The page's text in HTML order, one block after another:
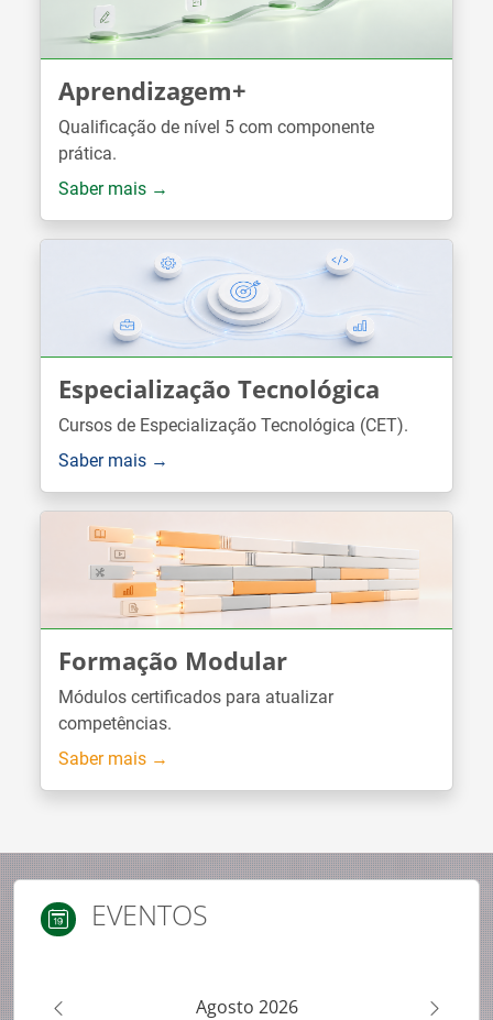
Aprendizagem+
Qualificação de nível 5 com componente
prática.
Saber mais →
Especialização Tecnológica
Cursos de Especialização Tecnológica (CET).
Saber mais →
Formação Modular
Módulos certificados para atualizar
competências.
Saber mais →
EVENTOS
Agenda de eventos IEFP
Agosto 2026